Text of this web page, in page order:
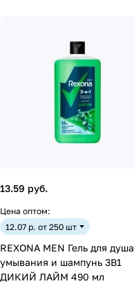
13.59 руб.
Цена оптом:
12.07 р. от 250 шт
REXONA MEN Гель для душа
умывания и шампунь 3В1
ДИКИЙ ЛАЙМ 490 мл